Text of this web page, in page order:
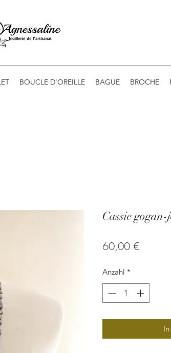
BOUCLE D'OREILLE BAGUE BROCHE
Cassie gogan-
60,00 €Preis
Anzahl *